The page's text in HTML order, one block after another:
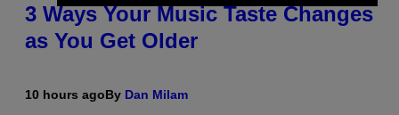
3 Ways Your Music Taste Changes
as You Get Older
10 hours agoBy Dan Milam